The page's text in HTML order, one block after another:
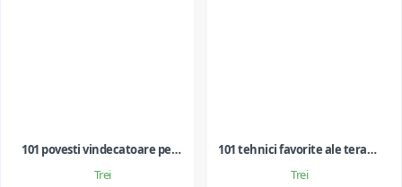
Trei
101 povesti vindecatoare pentru copii si adolescenti. Folosirea metaforelor in terapie
Trei
101 tehnici favorite ale terapiei prin joc